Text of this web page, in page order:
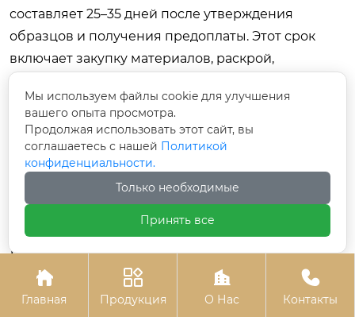
составляет 25–35 дней после утверждения
образцов и получения предоплаты. Этот срок
включает закупку материалов, раскрой,
обработку кромок, сборку, упаковку и подготовку
документов. Индивидуальные заказы со сложной
электроникой могут требовать до 45–50 дней.
Логистика до склада покупателя занимает
дополнительно 15–40 дней в зависимости от
способа доставки (море/жд/авто) и направления.
Заключение: Инвестиция в
качество и долгосрочные
отношения
Встроенный туалетный столик с зеркалом — это

Главная

Продукция

О Нас

Контакты
Мы используем файлы cookie для улучшения
вашего опыта просмотра.
Продолжая использовать этот сайт, вы
соглашаетесь с нашей Политикой
конфиденциальности.
Только необходимые
Принять все